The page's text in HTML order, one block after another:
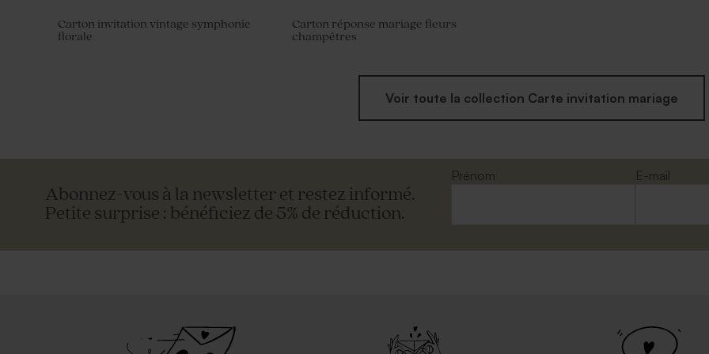
Carton invitation vintage symphonie
florale
Carton réponse mariage fleurs
champêtres
Voir toute la collection Carte invitation mariage
Abonnez-vous à la newsletter et restez informé.
Petite surprise : bénéficiez de 5% de réduction.
Prénom
E-mail